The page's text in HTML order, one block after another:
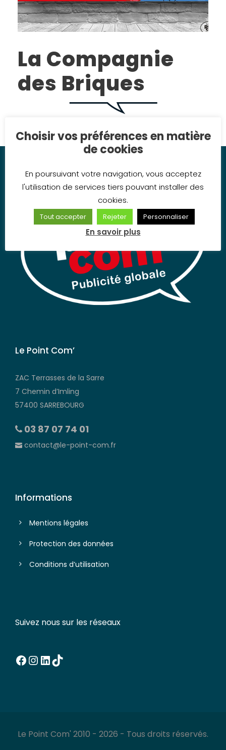
La Compagnie
des Briques
Le Point Com’
ZAC Terrasses de la Sarre
7 Chemin d’Imling
57400 SARREBOURG
03 87 07 74 01
contact@le-point-com.fr
Informations
Mentions légales
Protection des données
Conditions d’utilisation
Suivez nous sur les réseaux
Facebook InstagramLinkedIn TikTok
Le Point Com' 2010 - 2026 - Tous droits réservés.
Choisir vos préférences en matière
de cookies
En poursuivant votre navigation, vous acceptez
l'utilisation de services tiers pouvant installer des
cookies.
Tout accepter Rejeter Personnaliser
En savoir plus